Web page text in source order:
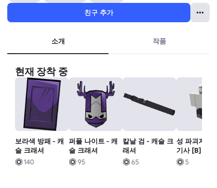
친구 추가
소개 작품
현재 장착 중
보라색 방패 - 캐
슬 크래셔
140
퍼플 나이트 - 캐
슬 크래셔
95
칼날 검 - 캐슬 크
래셔
65
성 파괴자 -
기사 [B]
5